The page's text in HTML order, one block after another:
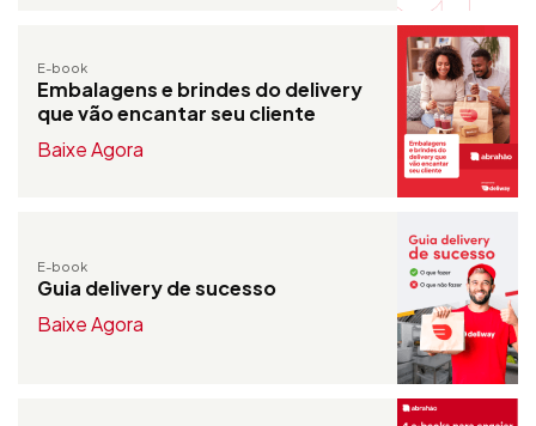
E-book
Embalagens e brindes do delivery
que vão encantar seu cliente
Baixe Agora
E-book
Guia delivery de sucesso
Baixe Agora